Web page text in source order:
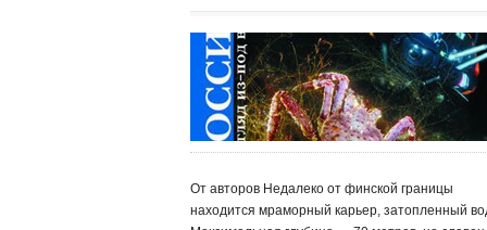
От авторов Недалеко от финской границы
находится мраморный карьер, затопленный